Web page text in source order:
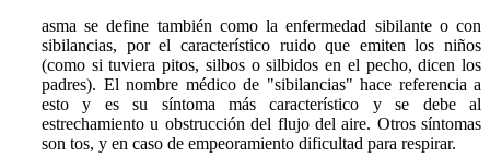
asma se define también comola enfermedad sibilante o con
sibilancias, por el característico ruido que emiten los niños
(como si tuviera pitos, silbos o silbidos en el pecho, dicen los
padres). El nombre médico de "sibilancias" hace referencia a
esto y es su síntoma más característico y se debe al
estrechamiento u obstrucción del flujo del aire. Otros síntomas
son tos, y en caso de empeoramiento dificultad para respirar.